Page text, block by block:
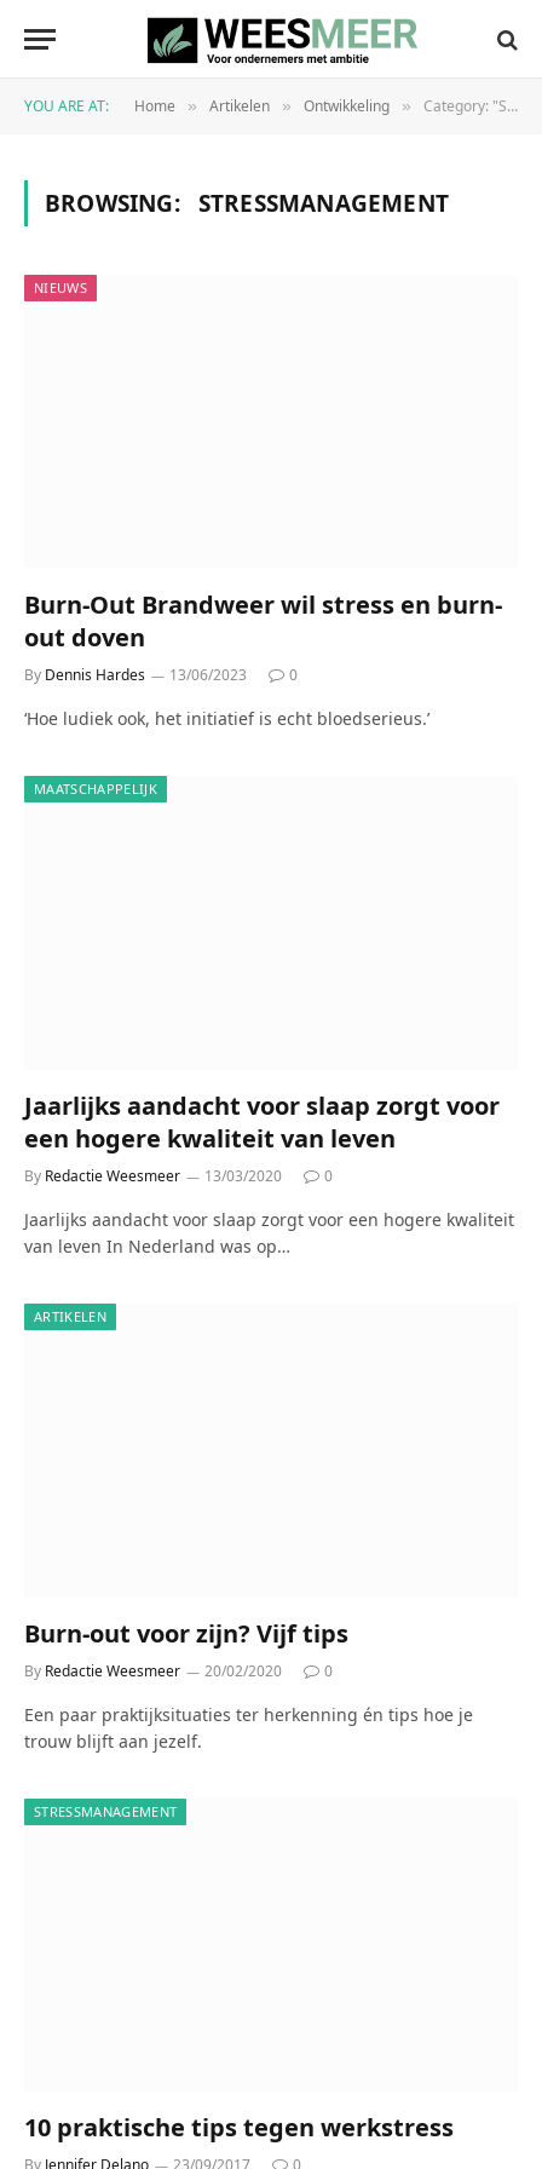
YOU ARE AT: Home » Artikelen » Ontwikkeling » Category: "Stressmanagement"
BROWSING: STRESSMANAGEMENT
NIEUWS
Burn-Out Brandweer wil stress en burn-
out doven
By Dennis Hardes 13/06/2023 0
‘Hoe ludiek ook, het initiatief is echt bloedserieus.’
MAATSCHAPPELIJK
Jaarlijks aandacht voor slaap zorgt voor
een hogere kwaliteit van leven
By Redactie Weesmeer 13/03/2020 0
Jaarlijks aandacht voor slaap zorgt voor een hogere kwaliteit
van leven In Nederland was op…
ARTIKELEN
Burn-out voor zijn? Vijf tips
By Redactie Weesmeer 20/02/2020 0
Een paar praktijksituaties ter herkenning én tips hoe je
trouw blijft aan jezelf.
STRESSMANAGEMENT
10 praktische tips tegen werkstress